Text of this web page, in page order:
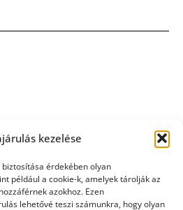
kezelése
érdekében olyan
például a cookie-k, amelyek tárolják az
azokhoz. Ezen
lehetővé teszi számunkra, hogy olyan